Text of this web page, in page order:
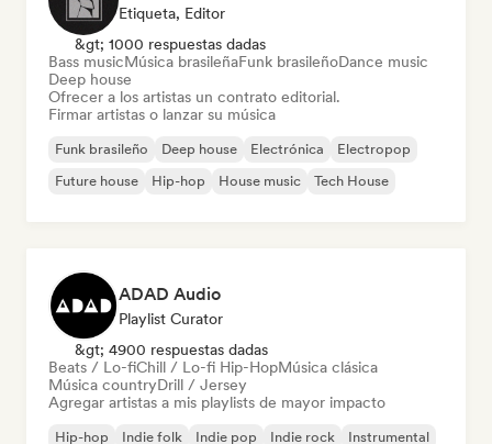
Etiqueta, Editor
&gt; 1000 respuestas dadas
Bass musicMúsica brasileñaFunk brasileñoDance music
Deep house
Ofrecer a los artistas un contrato editorial.
Firmar artistas o lanzar su música
Funk brasileño Deep house Electrónica
Electropop
Future house
Hip-hop House music Tech House
ADAD Audio
Playlist Curator
&gt; 4900 respuestas dadas
Beats / Lo-fiChill / Lo-fi Hip-HopMúsica clásica
Música countryDrill / Jersey
Agregar artistas a mis playlists de mayor impacto
Hip-hop Indie folk Indie pop Indie rock
Instrumental